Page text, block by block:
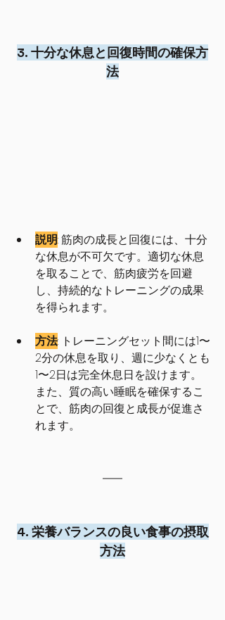
3. 十分な休息と回復時間の確保方
法
説明: 筋肉の成長と回復には、十分
な休息が不可欠です。適切な休息
を取ることで、筋肉疲労を回避
し、持続的なトレーニングの成果
を得られます。
方法: トレーニングセット間には1〜
2分の休息を取り、週に少なくとも
1〜2日は完全休息日を設けます。
また、質の高い睡眠を確保するこ
とで、筋肉の回復と成長が促進さ
れます。
4. 栄養バランスの良い食事の摂取
方法